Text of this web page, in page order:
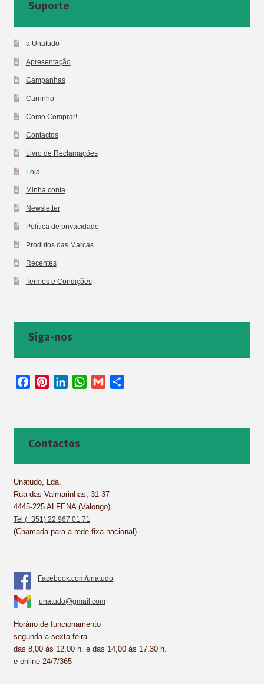
Suporte
a Unatudo
Apresentação
Campanhas
Carrinho
Como Comprar!
Contactos
Livro de Reclamações
Loja
Minha conta
Newsletter
Política de privacidade
Produtos das Marcas
Recentes
Termos e Condições
Siga-nos
b
o
k
e
e
s
t
I
W
p
Contactos
Unatudo, Lda.
Rua das Valmarinhas, 31-37
4445-225 ALFENA (Valongo)
Tel (+351) 22 967 01 71
(Chamada para a rede fixa nacional)
Facebook.com/unatudo
unatudo@gmail.com
Horário de funcionamento
segunda a sexta feira
das 8,00 às 12,00 h. e das 14,00 às 17,30 h.
e online 24/7/365